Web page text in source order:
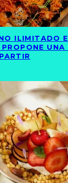
ILIMITADO
UNA